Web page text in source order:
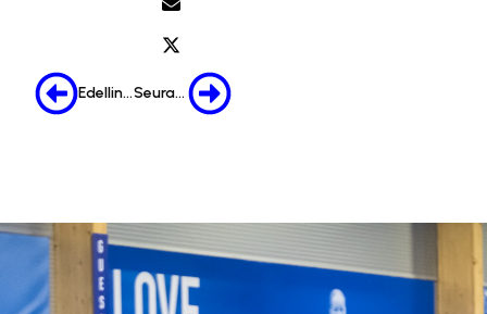
Edellinen Seuraava